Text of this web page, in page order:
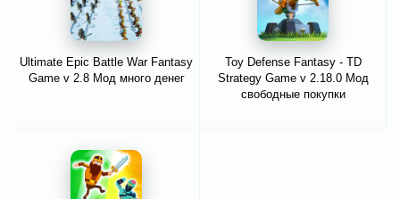
Ultimate Epic Battle War Fantasy
Game v 2.8 Мод много денег
Toy Defense Fantasy - TD
Strategy Game v 2.18.0 Мод
свободные покупки